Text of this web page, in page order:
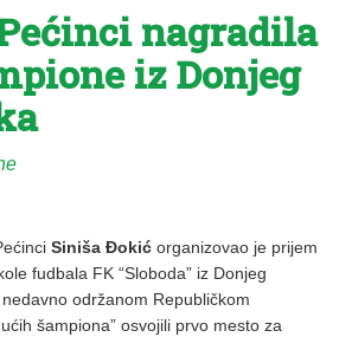
nagradila
iz Donjeg
Siniša Đokić organizovao je prijem
fudbala FK “Sloboda” iz Donjeg
održanom Republičkom
šampiona” osvojili prvo mesto za